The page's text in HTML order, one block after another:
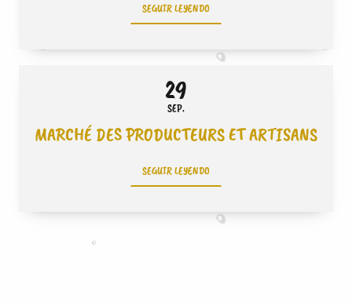
SEGUIR LEYENDO
29
SEP.
MARCHÉ DES PRODUCTEURS ET ARTISANS
SEGUIR LEYENDO